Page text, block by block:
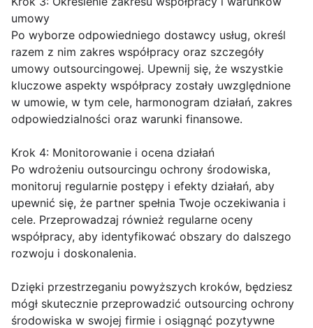
umowy
Po wyborze odpowiedniego dostawcy usług, określ
razem z nim zakres współpracy oraz szczegóły
umowy outsourcingowej. Upewnij się, że wszystkie
kluczowe aspekty współpracy zostały uwzględnione
w umowie, w tym cele, harmonogram działań, zakres
odpowiedzialności oraz warunki finansowe.
Krok 4: Monitorowanie i ocena działań
Po wdrożeniu outsourcingu ochrony środowiska,
monitoruj regularnie postępy i efekty działań, aby
upewnić się, że partner spełnia Twoje oczekiwania i
cele. Przeprowadzaj również regularne oceny
współpracy, aby identyfikować obszary do dalszego
rozwoju i doskonalenia.
Dzięki przestrzeganiu powyższych kroków, będziesz
mógł skutecznie przeprowadzić outsourcing ochrony
środowiska w swojej firmie i osiągnąć pozytywne